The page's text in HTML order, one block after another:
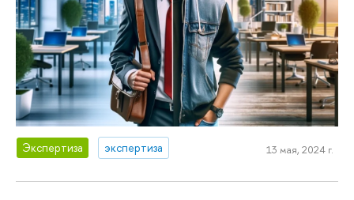
Экспертиза экспертиза 13 мая, 2024 г.